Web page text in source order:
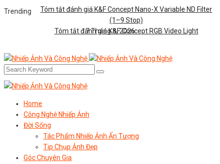
Trending
Tóm tắt đánh giá K&F Concept Nano-X Variable ND Filter
(1–9 Stop)
Tóm tắt đánh giá K&F Concept RGB Video Light
7 Tháng 8, 2026
Home
Công Nghệ Nhiếp Ảnh
Đời Sống
Tác Phẩm Nhiếp Ảnh Ấn Tượng
Tip Chụp Ảnh Đẹp
Góc Chuyên Gia